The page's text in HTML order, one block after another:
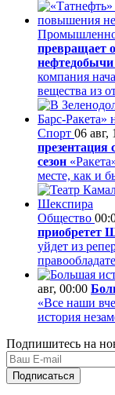
превращает
нефтедобычи
компания
вещества из
Спорт 06 авг,
сезон
месте, как и
Общество
приобретет
уйдет из
авг, 00:00
«Все наши
история
Подпишитесь на